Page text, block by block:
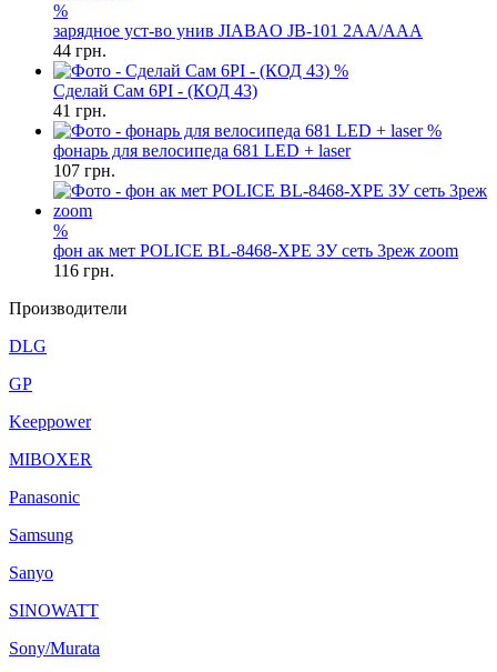
%
зарядное уст-во унив JIABAO JB-101 2AA/AAA
44 грн.
%
Сделай Сам 6PI - (КОД 43)
41 грн.
%
фонарь для велосипеда 681 LED + laser
107 грн.
%
фон ак мет POLICE BL-8468-XPE ЗУ сеть 3реж zoom
116 грн.
Производители
DLG
GP
Keeppower
MIBOXER
Panasonic
Samsung
Sanyo
SINOWATT
Sony/Murata